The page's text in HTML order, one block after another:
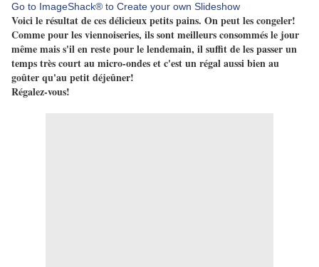
Go to ImageShack® to Create your own Slideshow
Voici le résultat de ces délicieux petits pains. On peut les congeler!
Comme pour les viennoiseries, ils sont meilleurs consommés le jour
même mais s'il en reste pour le lendemain, il suffit de les passer un
temps très court au micro-ondes et c'est un régal aussi bien au
goûter qu'au petit déjeûner!
Régalez-vous!